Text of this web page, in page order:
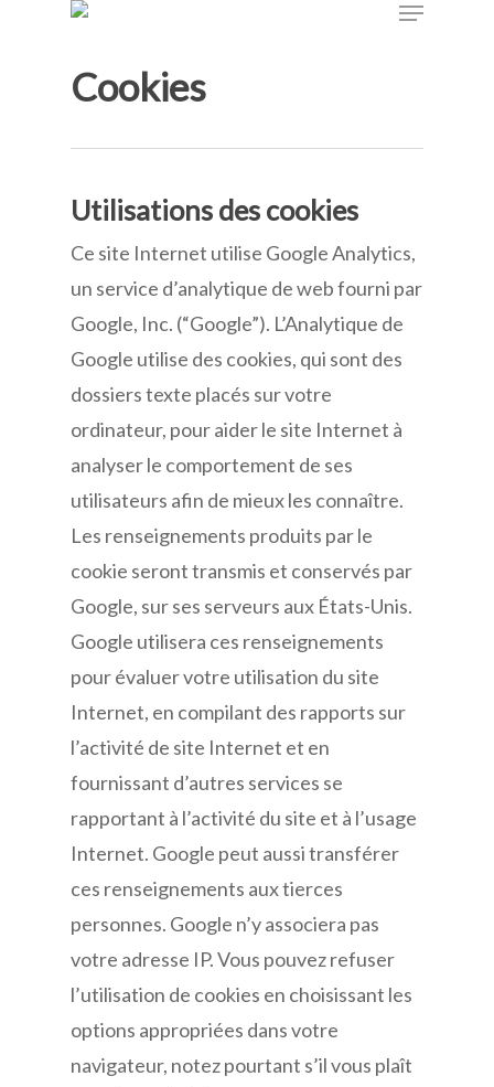
Cookies
Utilisations des cookies
Ce site Internet utilise Google Analytics,
un service d’analytique de web fourni par
Google, Inc. (“Google”). L’Analytique de
Google utilise des cookies, qui sont des
dossiers texte placés sur votre
ordinateur, pour aider le site Internet à
analyser le comportement de ses
utilisateurs afin de mieux les connaître.
Les renseignements produits par le
cookie seront transmis et conservés par
Google, sur ses serveurs aux États-Unis.
Google utilisera ces renseignements
pour évaluer votre utilisation du site
Internet, en compilant des rapports sur
l’activité de site Internet et en
fournissant d’autres services se
rapportant à l’activité du site et à l’usage
Internet. Google peut aussi transférer
ces renseignements aux tierces
personnes. Google n’y associera pas
votre adresse IP. Vous pouvez refuser
l’utilisation de cookies en choisissant les
options appropriées dans votre
navigateur, notez pourtant s’il vous plaît